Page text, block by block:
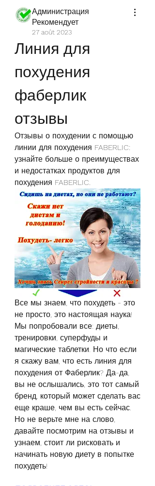
Администрация
Рекомендует
27 août 2023
Линия для
похудения
фаберлик
отзывы
Отзывы о похудении с помощью
линии для похудения FABERLIC:
узнайте больше о преимуществах
и недостатках продуктов для
похудения FABERLIC.
Все мы знаем, что похудеть - это
не просто, это настоящая наука!
Мы попробовали все: диеты,
тренировки, суперфуды и
магические таблетки. Но что если
я скажу вам, что есть линия для
похудения от Фаберлик? Да-да,
вы не ослышались, это тот самый
бренд, который может сделать вас
еще краше, чем вы есть сейчас.
Но не верьте мне на слово,
давайте посмотрим на отзывы и
узнаем, стоит ли рисковать и
начинать новую диету в попытке
похудеть!